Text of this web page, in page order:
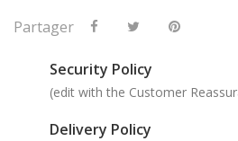
Partager
Security Policy
(edit with the Customer
Delivery Policy